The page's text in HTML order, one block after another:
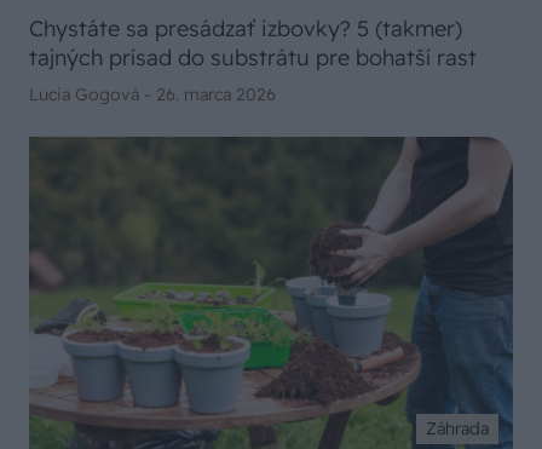
Chystáte sa presádzať izbovky? 5 (takmer)
tajných prísad do substrátu pre bohatší rast
Lucia Gogová - 26. marca 2026
Záhrada